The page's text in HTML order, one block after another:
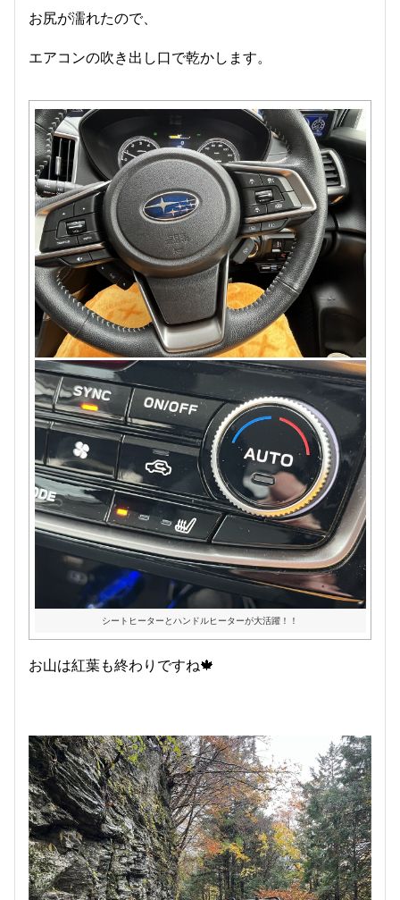
お尻が濡れたので、
エアコンの吹き出し口で乾かします。
シートヒーターとハンドルヒーターが大活躍！！
お山は紅葉も終わりですね🍁